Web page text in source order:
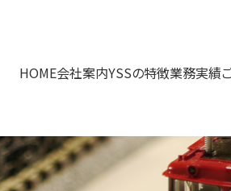
HOME会社案内YSSの特徴業務実績